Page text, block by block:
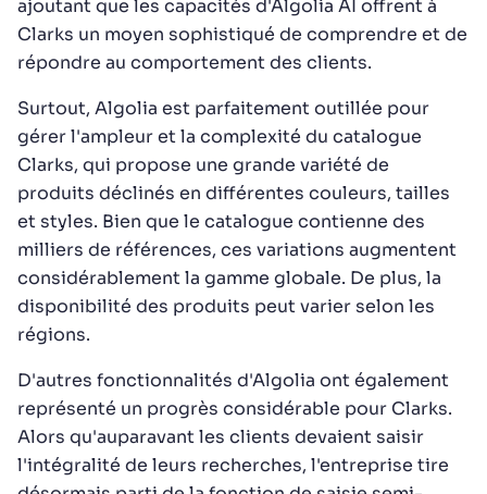
ajoutant que les capacités d'Algolia AI offrent à
Clarks un moyen sophistiqué de comprendre et de
répondre au comportement des clients.
Surtout, Algolia est parfaitement outillée pour
gérer l'ampleur et la complexité du catalogue
Clarks, qui propose une grande variété de
produits déclinés en différentes couleurs, tailles
et styles. Bien que le catalogue contienne des
milliers de références, ces variations augmentent
considérablement la gamme globale. De plus, la
disponibilité des produits peut varier selon les
régions.
D'autres fonctionnalités d'Algolia ont également
représenté un progrès considérable pour Clarks.
Alors qu'auparavant les clients devaient saisir
l'intégralité de leurs recherches, l'entreprise tire